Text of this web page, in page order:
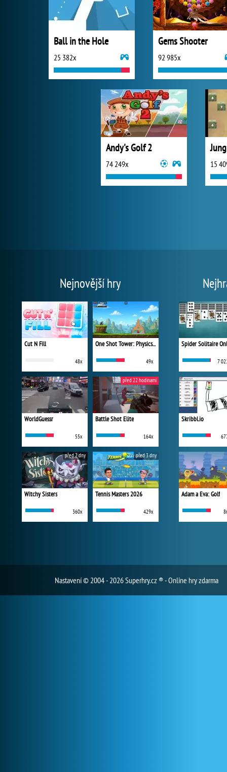
Ball in the Hole
25 382x
Gems Shooter
92 985x
Andy's Golf 2
74 249x 15
Nejnovější hry
Cut N Fill
48x
One Shot Tower: Physics Destroyer
49x
WorldGuessr
55x
Battle Shot Elite
164x
před 22 hodinami
Witchy Sisters
360x
před 2 dny
Tennis Masters 2026
429x
před 3 dny
Spider Solitaire
7
Skribbl.io
Adam a Eva: Golf
Nastavení© 2004 - 2026 Superhry.cz ® - Online hry zdarma